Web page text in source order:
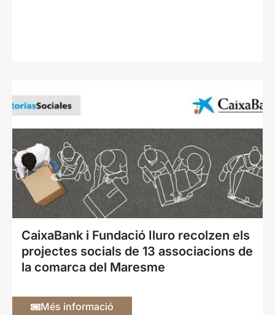
CaixaBank i Fundació Iluro recolzen els
projectes socials de 13 associacions de
la comarca del Maresme
Més informació